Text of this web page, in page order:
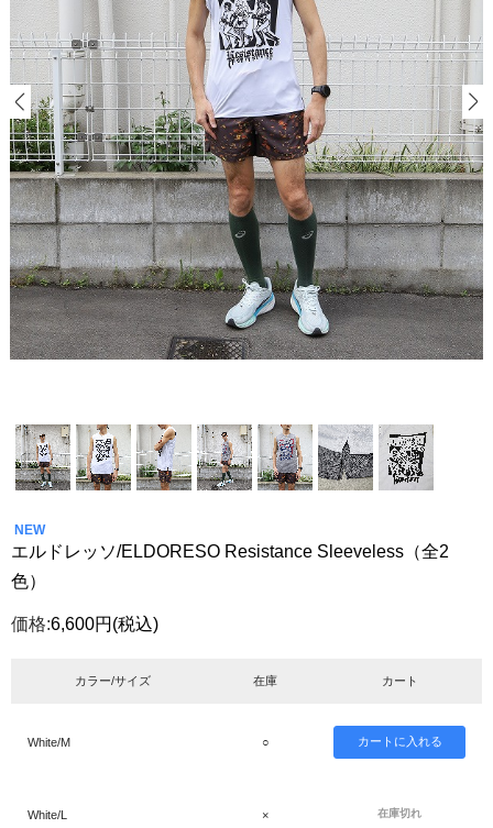
NEW
エルドレッソ/ELDORESO Resistance Sleeveless（全2
色）
価格:6,600円 (税込)
カラー/サイズ 在庫 カート
White/M ○
White/L × 在庫切れ